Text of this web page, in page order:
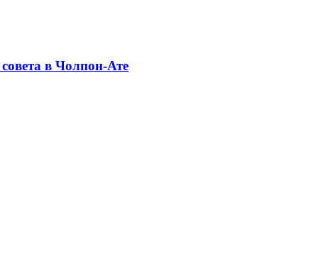
в Чолпон-Ате